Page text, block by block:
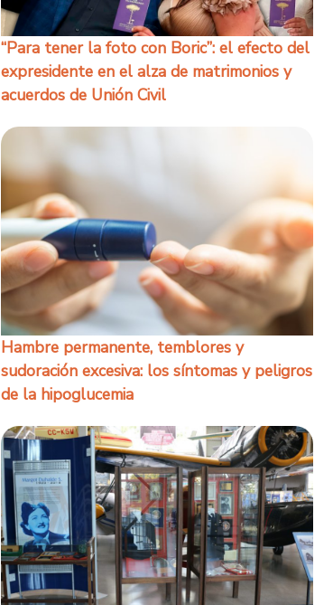
“Para tener la foto con Boric”: el efecto del
expresidente en el alza de matrimonios y
acuerdos de Unión Civil
Hambre permanente, temblores y
sudoración excesiva: los síntomas y peligros
de la hipoglucemia